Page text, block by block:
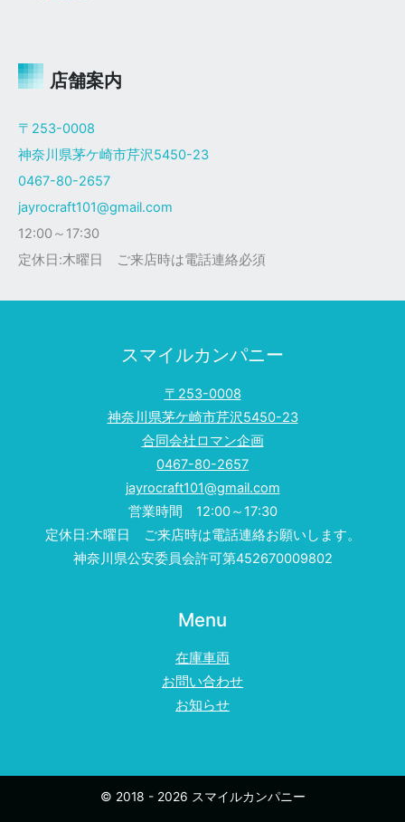
Ｘ
ク
様
店舗案内
〒253-0008
神奈川県茅ケ崎市芹沢5450-23
0467-80-2657
jayrocraft101@gmail.com
12:00～17:30
定休日:木曜日 ご来店時は電話連絡必須
スマイルカンパニー
〒253-0008
神奈川県茅ケ崎市芹沢5450-23
合同会社ロマン企画
0467-80-2657
jayrocraft101@gmail.com
営業時間 12:00～17:30
定休日:木曜日 ご来店時は電話連絡お願いします。
神奈川県公安委員会許可第452670009802
Menu
在庫車両
お問い合わせ
お知らせ
© 2018 - 2026 スマイルカンパニー